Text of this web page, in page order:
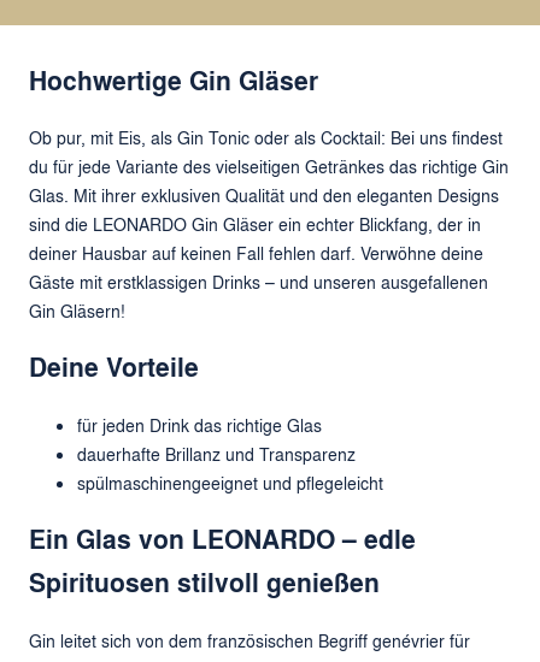
Hochwertige Gin Gläser
Ob pur, mit Eis, als Gin Tonic oder als Cocktail: Bei uns findest
du für jede Variante des vielseitigen Getränkes das richtige Gin
Glas. Mit ihrer exklusiven Qualität und den eleganten Designs
sind die LEONARDO Gin Gläser ein echter Blickfang, der in
deiner Hausbar auf keinen Fall fehlen darf. Verwöhne deine
Gäste mit erstklassigen Drinks – und unseren ausgefallenen
Gin Gläsern!
Deine Vorteile
für jeden Drink das richtige Glas
dauerhafte Brillanz und Transparenz
spülmaschinengeeignet und pflegeleicht
Ein Glas von LEONARDO – edle
Spirituosen stilvoll genießen
Gin leitet sich von dem französischen Begriff genévrier für